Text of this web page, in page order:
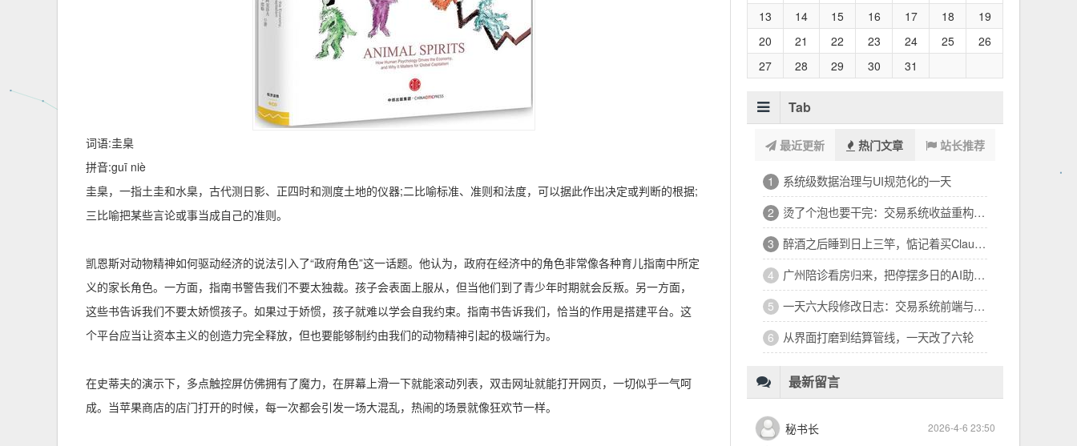
词语:圭臬
拼音:guī niè
圭臬，一指土圭和水臬，古代测日影、正四时和测度土地的仪器;二比喻标准、准则和法度，可以据此作出决定或判断的根据;
三比喻把某些言论或事当成自己的准则。
凯恩斯对动物精神如何驱动经济的说法引入了“政府角色”这一话题。他认为，政府在经济中的角色非常像各种育儿指南中所定
义的家长角色。一方面，指南书警告我们不要太独裁。孩子会表面上服从，但当他们到了青少年时期就会反叛。另一方面，
这些书告诉我们不要太娇惯孩子。如果过于娇惯，孩子就难以学会自我约束。指南书告诉我们，恰当的作用是搭建平台。这
个平台应当让资本主义的创造力完全释放，但也要能够制约由我们的动物精神引起的极端行为。
在史蒂夫的演示下，多点触控屏仿佛拥有了魔力，在屏幕上滑一下就能滚动列表，双击网址就能打开网页，一切似乎一气呵
成。当苹果商店的店门打开的时候，每一次都会引发一场大混乱，热闹的场景就像狂欢节一样。
13
14 15 16 17 18
19
20
21 22 23 24 25
26
27
28 29 30 31
Tab
最近更新 热门文章 站长推荐
1 系统级数据治理与UI规范化的一天
2 烫了个泡也要干完：交易系统收益重构的二十个小时
3 醉酒之后睡到日上三竿，惦记着买Claude Code
4 广州陪诊看房归来，把停摆多日的AI助手救回来了
5 一天六大段修改日志：交易系统前端与补单机制大整顿
6 从界面打磨到结算管线，一天改了六轮
最新留言
秘书长 2026-4-6 23:50